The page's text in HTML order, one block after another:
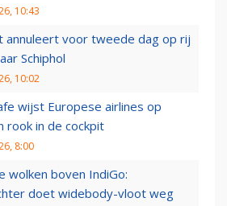
10:43
annuleert voor tweede dag op rij
Schiphol
10:02
wijst Europese airlines op
rook in de cockpit
8:00
wolken boven IndiGo:
doet widebody-vloot weg